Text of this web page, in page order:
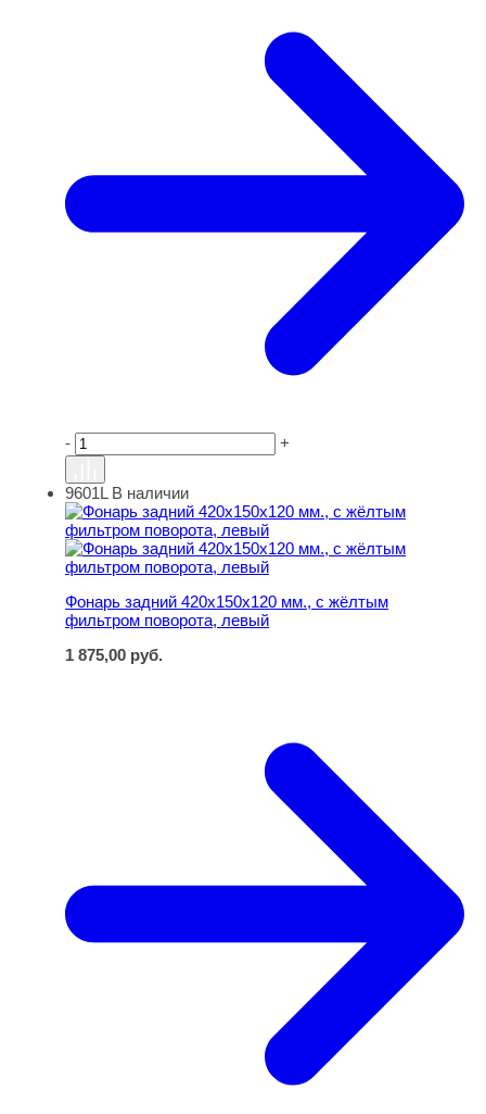
- +
Фонарь задний 420х150х120 мм., с жёлтым фильтром
9601L В наличии
Фонарь задний 420х150х120 мм., с жёлтым
фильтром поворота, левый
1 875,00 руб.